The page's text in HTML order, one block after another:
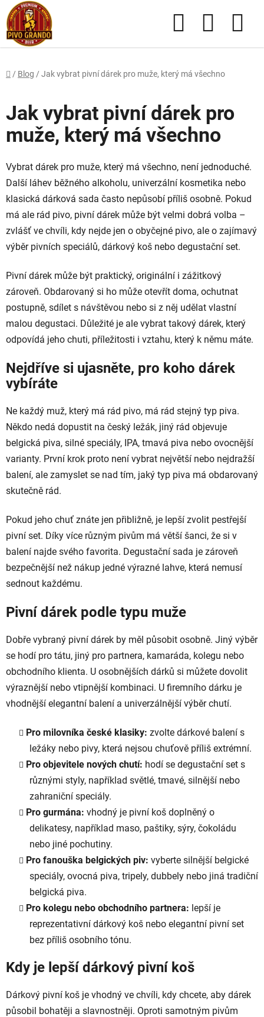
Přejít
na
obsah
Hledat
NÁKUPNÍ
Domů
/ Blog / Jak vybrat pivní dárek pro muže, který má všechno
Jak vybrat pivní dárek pro
muže, který má všechno
Vybrat dárek pro muže, který má všechno, není jednoduché.
Další láhev běžného alkoholu, univerzální kosmetika nebo
klasická dárková sada často nepůsobí příliš osobně. Pokud
má ale rád pivo, pivní dárek může být velmi dobrá volba –
zvlášť ve chvíli, kdy nejde jen o obyčejné pivo, ale o zajímavý
výběr pivních speciálů, dárkový koš nebo degustační set.
Pivní dárek může být praktický, originální i zážitkový
zároveň. Obdarovaný si ho může otevřít doma, ochutnat
postupně, sdílet s návštěvou nebo si z něj udělat vlastní
malou degustaci. Důležité je ale vybrat takový dárek, který
odpovídá jeho chuti, příležitosti i vztahu, který k němu máte.
Nejdříve si ujasněte, pro koho dárek
vybíráte
Ne každý muž, který má rád pivo, má rád stejný typ piva.
Někdo nedá dopustit na český ležák, jiný rád objevuje
belgická piva, silné speciály, IPA, tmavá piva nebo ovocnější
varianty. První krok proto není vybrat největší nebo nejdražší
balení, ale zamyslet se nad tím, jaký typ piva má obdarovaný
skutečně rád.
Pokud jeho chuť znáte jen přibližně, je lepší zvolit pestřejší
pivní set. Díky více různým pivům má větší šanci, že si v
balení najde svého favorita. Degustační sada je zároveň
bezpečnější než nákup jedné výrazné lahve, která nemusí
sednout každému.
Pivní dárek podle typu muže
Dobře vybraný pivní dárek by měl působit osobně. Jiný výběr
se hodí pro tátu, jiný pro partnera, kamaráda, kolegu nebo
obchodního klienta. U osobnějších dárků si můžete dovolit
výraznější nebo vtipnější kombinaci. U firemního dárku je
vhodnější elegantní balení a univerzálnější výběr chutí.
Pro milovníka české klasiky: zvolte dárkové balení s
ležáky nebo pivy, která nejsou chuťově příliš extrémní.
Pro objevitele nových chutí: hodí se degustační set s
různými styly, například světlé, tmavé, silnější nebo
zahraniční speciály.
Pro gurmána: vhodný je pivní koš doplněný o
delikatesy, například maso, paštiky, sýry, čokoládu
nebo jiné pochutiny.
Pro fanouška belgických piv: vyberte silnější belgické
speciály, ovocná piva, tripely, dubbely nebo jiná tradiční
belgická piva.
Pro kolegu nebo obchodního partnera: lepší je
reprezentativní dárkový koš nebo elegantní pivní set
bez příliš osobního tónu.
Kdy je lepší dárkový pivní koš
Dárkový pivní koš je vhodný ve chvíli, kdy chcete, aby dárek
působil bohatěji a slavnostněji. Oproti samotným pivům